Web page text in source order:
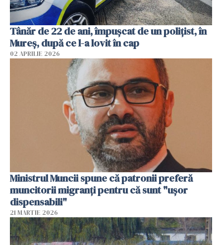
Tânăr de 22 de ani, împușcat de un polițist, în
Mureș, după ce l-a lovit în cap
02 APRILIE 2026
Ministrul Muncii spune că patronii preferă
muncitorii migranți pentru că sunt "uşor
dispensabili"
21 MARTIE 2026